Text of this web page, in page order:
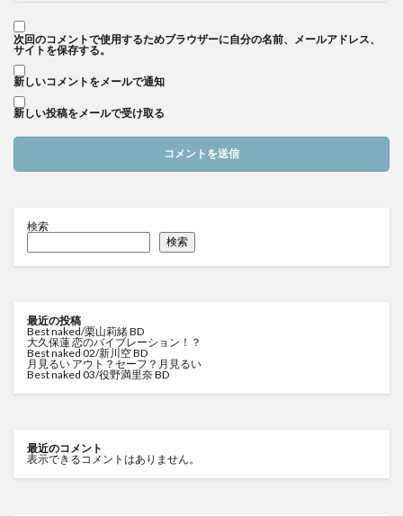
次回のコメントで使用するためブラウザーに自分の名前、メールアドレス、
サイトを保存する。
新しいコメントをメールで通知
新しい投稿をメールで受け取る
検索
検索
最近の投稿
Best naked/栗山莉緒 BD
大久保蓮 恋のバイブレーション！？
Best naked 02/新川空 BD
月見るい アウト？セーフ？月見るい
Best naked 03/役野満里奈 BD
最近のコメント
表示できるコメントはありません。